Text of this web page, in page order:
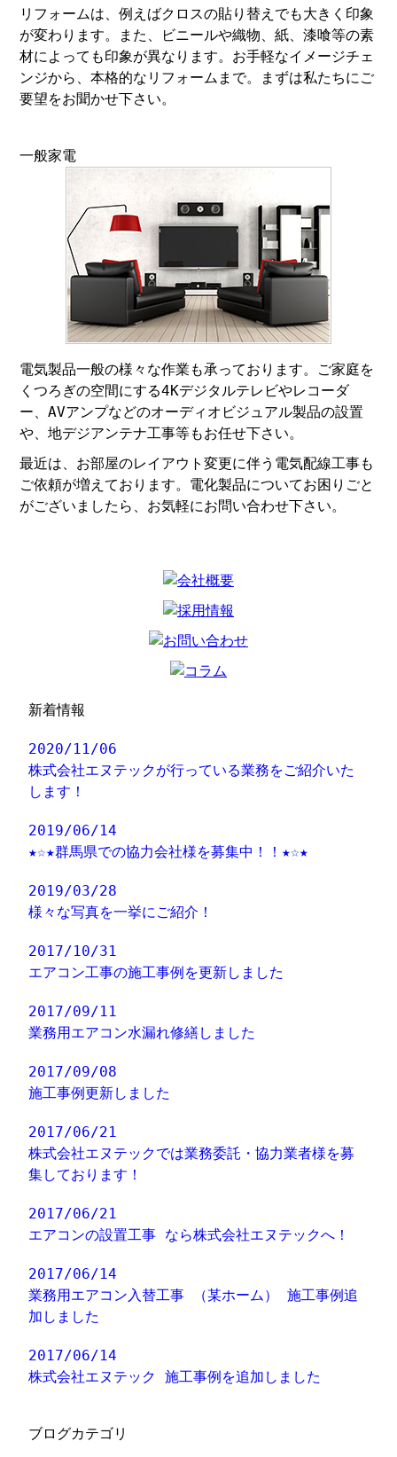
リフォームは、例えばクロスの貼り替えでも大きく印象
が変わります。また、ビニールや織物、紙、漆喰等の素
材によっても印象が異なります。お手軽なイメージチェ
ンジから、本格的なリフォームまで。まずは私たちにご
要望をお聞かせ下さい。
一般家電
電気製品一般の様々な作業も承っております。ご家庭を
くつろぎの空間にする4Kデジタルテレビやレコーダ
ー、AVアンプなどのオーディオビジュアル製品の設置
や、地デジアンテナ工事等もお任せ下さい。
最近は、お部屋のレイアウト変更に伴う電気配線工事も
ご依頼が増えております。電化製品についてお困りごと
がございましたら、お気軽にお問い合わせ下さい。
新着情報
2020/11/06
株式会社エヌテックが行っている業務をご紹介いた
します！
2019/06/14
★☆★群馬県での協力会社様を募集中！！★☆★
2019/03/28
様々な写真を一挙にご紹介！
2017/10/31
エアコン工事の施工事例を更新しました
2017/09/11
業務用エアコン水漏れ修繕しました
2017/09/08
施工事例更新しました
2017/06/21
株式会社エヌテックでは業務委託・協力業者様を募
集しております！
2017/06/21
エアコンの設置工事 なら株式会社エヌテックへ！
2017/06/14
業務用エアコン入替工事 （某ホーム） 施工事例追
加しました
2017/06/14
株式会社エヌテック 施工事例を追加しました
ブログカテゴリ